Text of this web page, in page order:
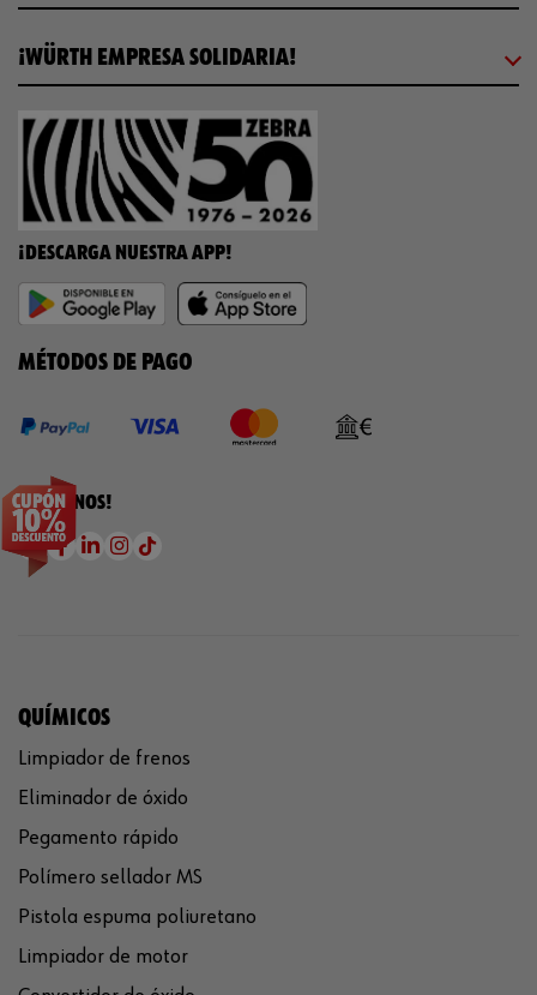
¡WÜRTH EMPRESA SOLIDARIA!
¡DESCARGA NUESTRA APP!
MÉTODOS DE PAGO
¡SÍGUENOS!
QUÍMICOS
Limpiador de frenos
Eliminador de óxido
Pegamento rápido
Polímero sellador MS
Pistola espuma poliuretano
Limpiador de motor